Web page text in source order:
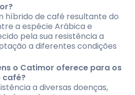
híbrido de café resultante do
a espécie Arábica e
pela sua resistência a
a diferentes condições
o Catimor oferece para os
café?
a diversas doenças,